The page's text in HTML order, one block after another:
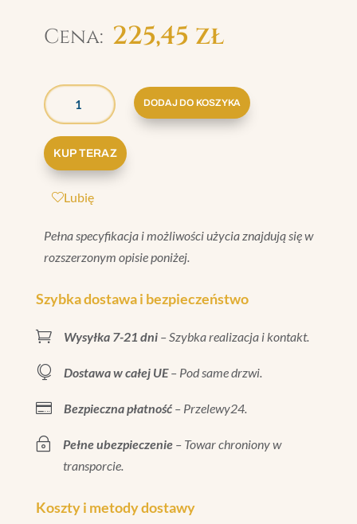
225,45 zł
GRAZIA
BOISERIE
BOAZERIA
SABBIA
20X80
DODAJ DO KOSZYKA
KUP TERAZ
Lubię
Pełna specyfikacja i możliwości użycia znajdują się w
rozszerzonym opisie poniżej.
Szybka dostawa i bezpieczeństwo
 Wysyłka 7-21 dni– Szybka realizacja i kontakt.
 Dostawa w całej UE– Pod same drzwi.
 Bezpieczna płatność– Przelewy24.
~ Pełne ubezpieczenie– Towar chroniony w
transporcie.
Koszty i metody dostawy